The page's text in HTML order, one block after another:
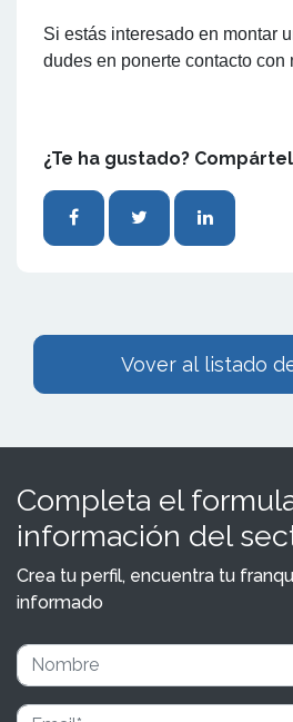
Si estás interesado en montar
dudes en ponerte contacto con
¿Te ha gustado?
Vover al listado
Completa el
información del
Crea tu perfil, encuentra tu
informado